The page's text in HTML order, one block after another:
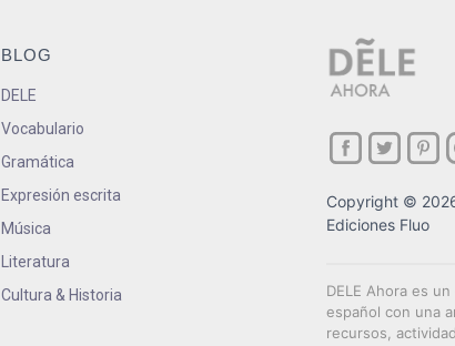
BLOG
DELE
Vocabulario
Gramática
Expresión escrita
Música
Literatura
Cultura & Historia
Copyright ©
Ediciones Fluo
DELE Ahora es
español con una
recursos,